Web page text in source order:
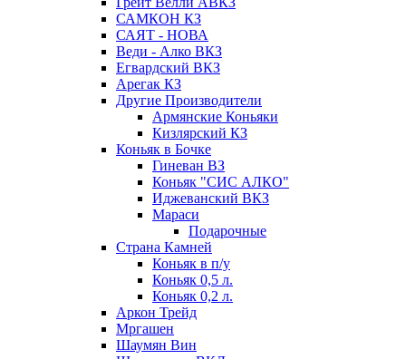
САМКОН КЗ
САЯТ - НОВА
Веди - Алко ВКЗ
Егвардский ВКЗ
Арегак КЗ
Другие Производители
Армянские Коньяки
Кизлярский КЗ
Коньяк в Бочке
Гиневан ВЗ
Коньяк "СИС АЛКО"
Иджеванский ВКЗ
Мараси
Подарочные
Страна Камней
Коньяк в п/у
Коньяк 0,5 л.
Коньяк 0,2 л.
Аркон Трейд
Мргашен
Шаумян Вин